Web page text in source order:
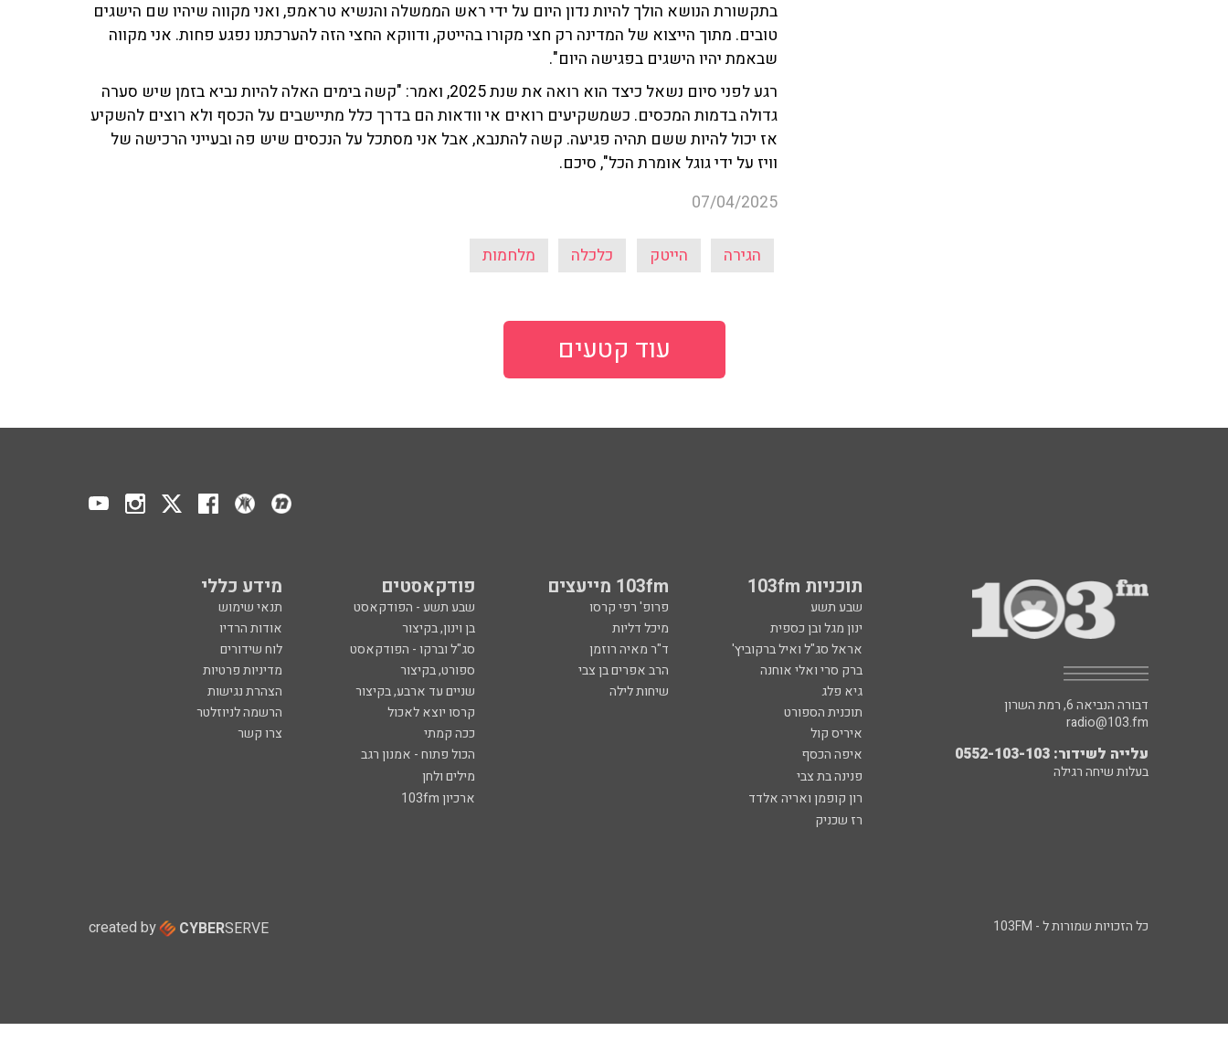
בתקשורת הנושא הולך להיות נדון היום על ידי ראש הממשלה והנשיא טראמפ, ואני מקווה שיהיו שם הישגים
טובים. מתוך הייצוא של המדינה רק חצי מקורו בהייטק, ודווקא החצי הזה להערכתנו נפגע פחות. אני מקווה
שבאמת יהיו הישגים בפגישה היום".
רגע לפני סיום נשאל כיצד הוא רואה את שנת 2025, ואמר: "קשה בימים האלה להיות נביא בזמן שיש סערה
גדולה בדמות המכסים. כשמשקיעים רואים אי וודאות הם בדרך כלל מתיישבים על הכסף ולא רוצים להשקיע
אז יכול להיות ששם תהיה פגיעה. קשה להתנבא, אבל אני מסתכל על הנכסים שיש פה ובעייני הרכישה של
וויז על ידי גוגל אומרת הכל", סיכם.
07/04/2025
הגירה הייטק כלכלה מלחמות
עוד קטעים
תוכניות 103fm 103fm מייעצים פודקאסטים מידע כללי
שבע תשע פרופ' רפי קרסו שבע תשע - הפודקאסט
תנאי שימוש
ינון מגל ובן כספית
מיכל דליות בן וינון, בקיצור
אודות הרדיו
אראל סג"ל ואיל ברקוביץ'
ד"ר מאיה רוזמן סג"ל וברקו - הפודקאסט
לוח שידורים
ברק סרי ואלי אוחנה
הרב אפרים בן צבי ספורט, בקיצור
מדיניות פרטיות
גיא פלג
שיחות לילה שניים עד ארבע, בקיצור
הצהרת נגישות
תוכנית הספורט
קרסו יוצא לאכול
הרשמה לניוזלטר
איריס קול
ככה קמתי
צרו קשר
איפה הכסף
הכול פתוח - אמנון רגב
פנינה בת צבי
מילים ולחן
רון קופמן ואריה אלדד
ארכיון 103fm
רז שכניק
דבורה הנביאה 6, רמת השרון
radio@103.fm
עלייה לשידור: 0552-103-103
בעלות שיחה רגילה
כל הזכויות שמורות ל - 103FM created by CYBERSERVE